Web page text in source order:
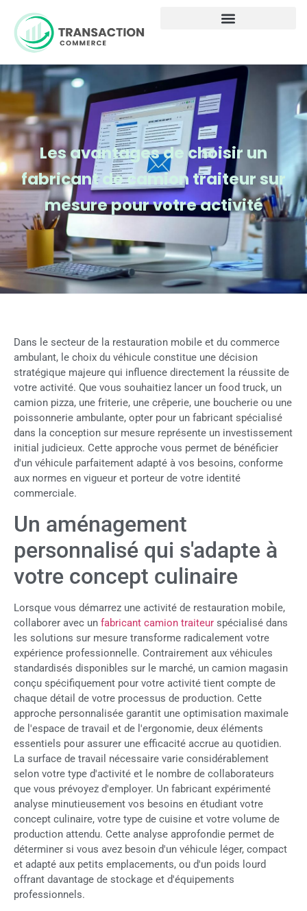
Les avantages de choisir un
fabricant de camion traiteur sur
mesure pour votre activité
Dans le secteur de la restauration mobile et du commerce
ambulant, le choix du véhicule constitue une décision
stratégique majeure qui influence directement la réussite de
votre activité. Que vous souhaitiez lancer un food truck, un
camion pizza, une friterie, une crêperie, une boucherie ou une
poissonnerie ambulante, opter pour un fabricant spécialisé
dans la conception sur mesure représente un investissement
initial judicieux. Cette approche vous permet de bénéficier
d'un véhicule parfaitement adapté à vos besoins, conforme
aux normes en vigueur et porteur de votre identité
commerciale.
Un aménagement
personnalisé qui s'adapte à
votre concept culinaire
Lorsque vous démarrez une activité de restauration mobile,
collaborer avec un fabricant camion traiteur spécialisé dans
les solutions sur mesure transforme radicalement votre
expérience professionnelle. Contrairement aux véhicules
standardisés disponibles sur le marché, un camion magasin
conçu spécifiquement pour votre activité tient compte de
chaque détail de votre processus de production. Cette
approche personnalisée garantit une optimisation maximale
de l'espace de travail et de l'ergonomie, deux éléments
essentiels pour assurer une efficacité accrue au quotidien.
La surface de travail nécessaire varie considérablement
selon votre type d'activité et le nombre de collaborateurs
que vous prévoyez d'employer. Un fabricant expérimenté
analyse minutieusement vos besoins en étudiant votre
concept culinaire, votre type de cuisine et votre volume de
production attendu. Cette analyse approfondie permet de
déterminer si vous avez besoin d'un véhicule léger, compact
et adapté aux petits emplacements, ou d'un poids lourd
offrant davantage de stockage et d'équipements
professionnels.